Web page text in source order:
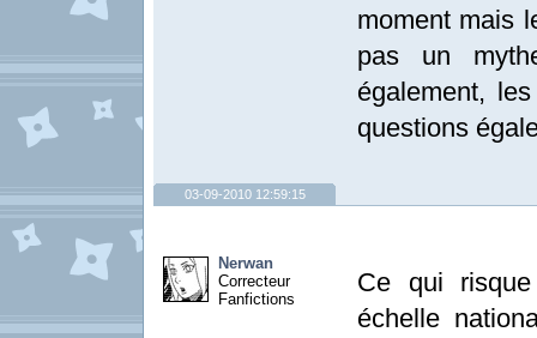
moment mais
pas un
également,
questions
03-09-2010 12:59:15
Nerwan
Correcteur
Fanfictions
Ce qui
échelle